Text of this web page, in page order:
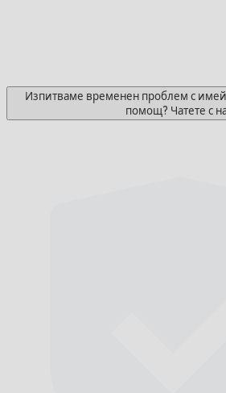
Изпитваме временен проблем с
помощ? Чатете с